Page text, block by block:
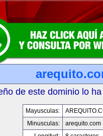
de este dominio lo
Mayusculas:
Minusculas:
arequito.com